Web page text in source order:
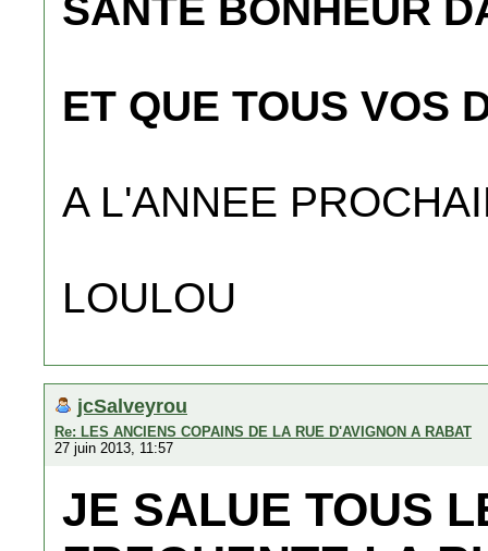
SANTE BONHEUR
ET QUE TOUS VOS
A L'ANNEE
LOULOU
jcSalveyrou
Re: LES ANCIENS COPAINS DE LA RUE D'AVIGNON A RABAT
27 juin 2013, 11:57
JE SALUE TOUS